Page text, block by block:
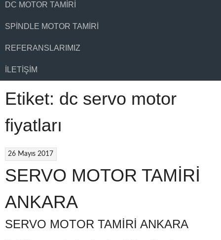
DC MOTOR TAMIRI
SPINDLE MOTOR TAMIRI
REFERANSLARIMIZ
İLETIŞIM
Etiket: dc servo motor
fiyatları
26 Mayıs 2017
SERVO MOTOR TAMİRİ
ANKARA
SERVO MOTOR TAMIRI ANKARA